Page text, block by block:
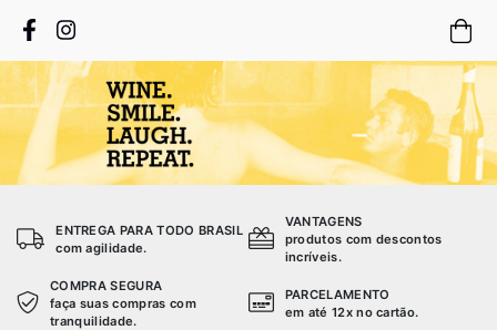
ENTREGA PARA TODO BRASIL
com agilidade.
VANTAGENS
produtos com descontos
incríveis.
COMPRA SEGURA
faça suas compras com
tranquilidade.
PARCELAMENTO
em até 12x no cartão.